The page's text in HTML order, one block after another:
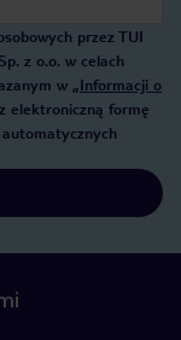
przez TUI
z o.o. w celach
w „Informacji o
elektroniczną formę